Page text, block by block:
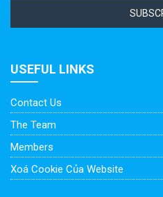
USEFUL LINKS
Contact Us
The Team
Members
Xoá Cookie Của Website